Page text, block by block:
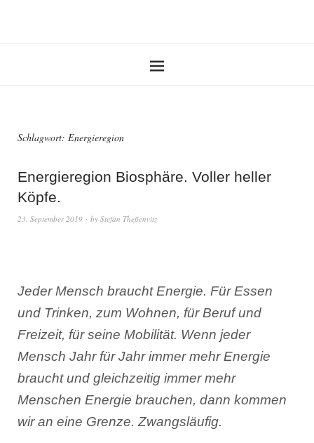
Schlagwort: Energieregion
Energieregion Biosphäre. Voller heller
Köpfe.
23. September 2019 by Stefan Theßenvitz
Jeder Mensch braucht Energie. Für Essen
und Trinken, zum Wohnen, für Beruf und
Freizeit, für seine Mobilität. Wenn jeder
Mensch Jahr für Jahr immer mehr Energie
braucht und gleichzeitig immer mehr
Menschen Energie brauchen, dann kommen
wir an eine Grenze. Zwangsläufig.